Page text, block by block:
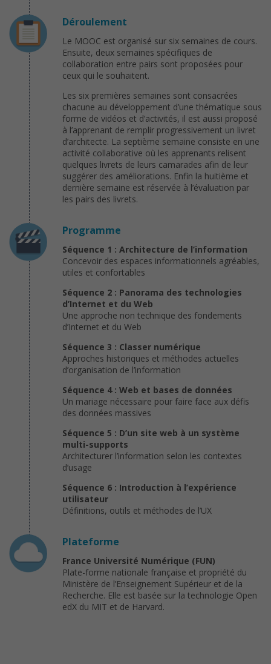
Déroulement
Le MOOC est organisé sur six semaines de cours.
Ensuite, deux semaines spécifiques de
collaboration entre pairs sont proposées pour
ceux qui le souhaitent.
Les six premières semaines sont consacrées
chacune au développement d’une thématique sous
forme de vidéos et d’activités, il est aussi proposé
à l’apprenant de remplir progressivement un livret
d’architecte. La septième semaine consiste en une
activité collaborative où les apprenants relisent
quelques livrets de leurs camarades afin de leur
suggérer des améliorations. Enfin la huitième et
dernière semaine est réservée à l’évaluation par
les pairs des livrets.
Programme
Séquence 1 : Architecture de l’information
Concevoir des espaces informationnels agréables,
utiles et confortables
Séquence 2 : Panorama des technologies
d’Internet et du Web
Une approche non technique des fondements
d’Internet et du Web
Séquence 3 : Classer numérique
Approches historiques et méthodes actuelles
d’organisation de l’information
Séquence 4 : Web et bases de données
Un mariage nécessaire pour faire face aux défis
des données massives
Séquence 5 : D’un site web à un système
multi-supports
Architecturer l’information selon les contextes
d’usage
Séquence 6 : Introduction à l’expérience
utilisateur
Définitions, outils et méthodes de l’UX
Plateforme
France Université Numérique (FUN)
Plate-forme nationale française et propriété du
Ministère de l’Enseignement Supérieur et de la
Recherche. Elle est basée sur la technologie Open
edX du MIT et de Harvard.